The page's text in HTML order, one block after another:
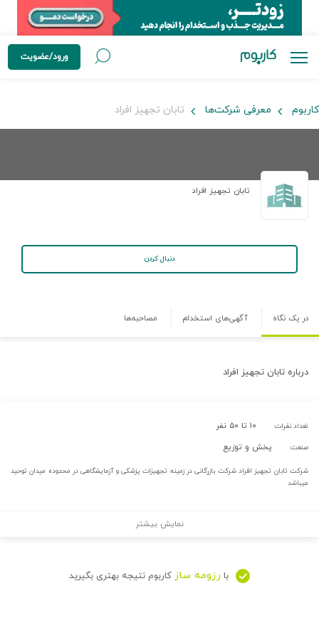
ورود/عضویت
کاربوم معرفی شرکت‌ها تابان تجهیز افراد
تابان تجهیز افراد
دنبال کردن
در یک نگاه آگهی‌های استخدام مصاحبه‌ها
درباره تابان تجهیز افراد
تعداد نفرات: ۱۰ تا ۵۰ نفر
صنعت: پخش و توزیع
شرکت تابان تجهیز افراد شرکت بازرگانی در زمینه تجهیزات پزشکی و آزمایشگاهی در محدوده میدان توحید
میباشد
نمایش بیشتر
با رزومه ساز کاربوم نتیجه بهتری بگیرید